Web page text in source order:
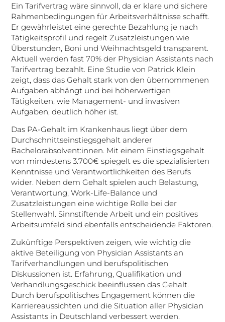
Ein Tarifvertrag wäre sinnvoll, da er klare und sichere
Rahmenbedingungen für Arbeitsverhältnisse schafft.
Er gewährleistet eine gerechte Bezahlung je nach
Tätigkeitsprofil und regelt Zusatzleistungen wie
Überstunden, Boni und Weihnachtsgeld transparent.
Aktuell werden fast 70% der Physician Assistants nach
Tarifvertrag bezahlt. Eine Studie von Patrick Klein
zeigt, dass das Gehalt stark von den übernommenen
Aufgaben abhängt und bei höherwertigen
Tätigkeiten, wie Management- und invasiven
Aufgaben, deutlich höher ist.
Das PA-Gehalt im Krankenhaus liegt über dem
Durchschnittseinstiegsgehalt anderer
Bachelorabsolvent:innen. Mit einem Einstiegsgehalt
von mindestens 3.700€ spiegelt es die spezialisierten
Kenntnisse und Verantwortlichkeiten des Berufs
wider. Neben dem Gehalt spielen auch Belastung,
Verantwortung, Work-Life-Balance und
Zusatzleistungen eine wichtige Rolle bei der
Stellenwahl. Sinnstiftende Arbeit und ein positives
Arbeitsumfeld sind ebenfalls entscheidende Faktoren.
Zukünftige Perspektiven zeigen, wie wichtig die
aktive Beteiligung von Physician Assistants an
Tarifverhandlungen und berufspolitischen
Diskussionen ist. Erfahrung, Qualifikation und
Verhandlungsgeschick beeinflussen das Gehalt.
Durch berufspolitisches Engagement können die
Karriereaussichten und die Situation aller Physician
Assistants in Deutschland verbessert werden.